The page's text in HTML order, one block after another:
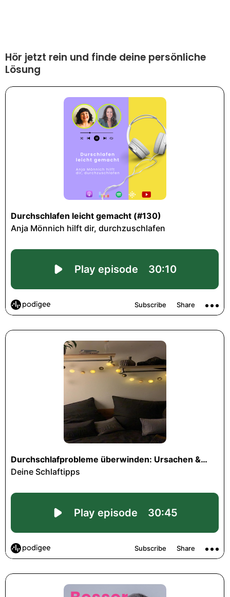
Hör jetzt rein und finde deine persönliche
Lösung